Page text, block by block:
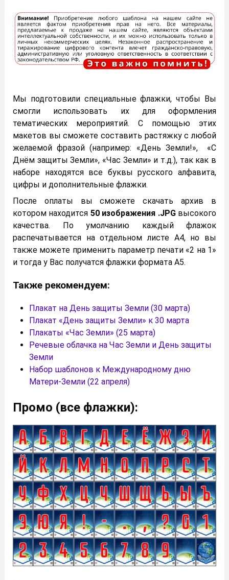
Мы подготовили специальные флажки, чтобы Вы
смогли использовать их для оформления
тематических мероприятий. С помощью этих
макетов вы сможете составить растяжку с любой
желаемой фразой (например: «День Земли!», «С
Днём защиты Земли», «Час Земли» и т.д.), так как в
наборе находятся все буквы русского алфавита,
цифры и дополнительные флажки.
После оплаты вы сможете скачать архив в
котором находится 50 изображения .JPGвысокого
качества. По умолчанию каждый флажок
распечатывается на отдельном листе А4, но вы
также можете применить параметр печати «2 на 1»
и тогда у Вас получатся флажки формата А5.
Также рекомендуем:
Плакат на День защиты Земли (30 марта)
Плакат «День защиты Земли» к 30 марта
Плакаты «Час Земли» (25 марта)
Речевые облачка на Час Земли и День защиты
Земли
Набор шаблонов к Международному дню
Матери-Земли (22 апреля)
Промо (все флажки):